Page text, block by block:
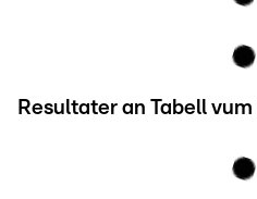
Resultater an Tabell